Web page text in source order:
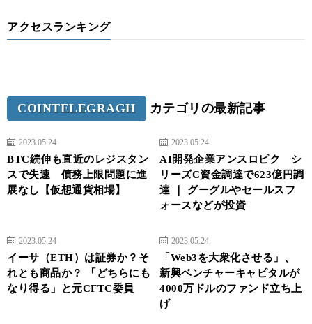
アクセスランキング
COINTELEGRAGH カテゴリの最新記事
2023.05.24
BTC続伸も直近のレジスタン
スで失速 債務上限問題に進
展なし【仮想通貨相場】
2023.05.24
AI開発企業アンスロピク シ
リーズC資金調達で623億円調
達 ｜ グーグルやセールスフ
ォースなどが投資
2023.05.24
イーサ（ETH）は証券か？そ
れとも商品か？ 「どちらにも
なり得る」と元CFTC委員
2023.05.24
「Web3を大衆化させる」、
新興ベンチャーキャピタルが
4000万ドルのファンド立ち上
げ